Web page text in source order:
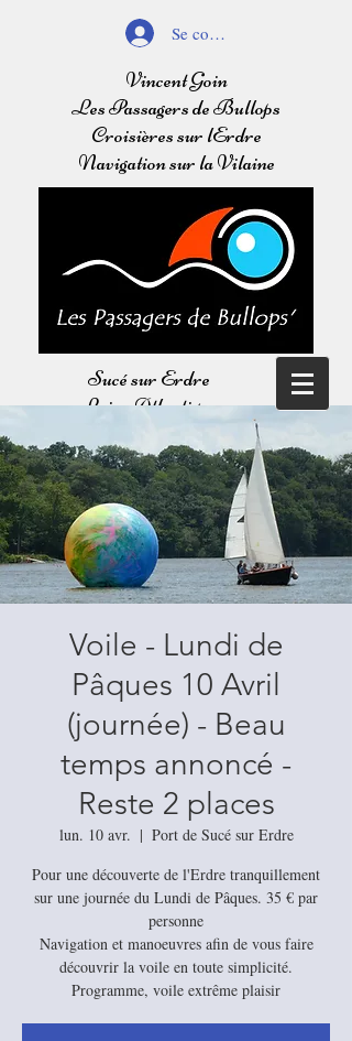
Se connecter
Vincent Goin
Les Passagers de Bullops
Croisières sur lErdre
Navigation sur la Vilaine
Sucé sur Erdre
Loire Atlantique
Balades sur l'Erdre
Navigation sur la Vilaine
Voile - Lundi de
Pâques 10 Avril
(journée) - Beau
temps annoncé -
Reste 2 places
lun. 10 avr.
  |
Port de Sucé sur Erdre
Pour une découverte de l'Erdre tranquillement
sur une journée du Lundi de Pâques. 35 € par
personne
Navigation et manoeuvres afin de vous faire
découvrir la voile en toute simplicité.